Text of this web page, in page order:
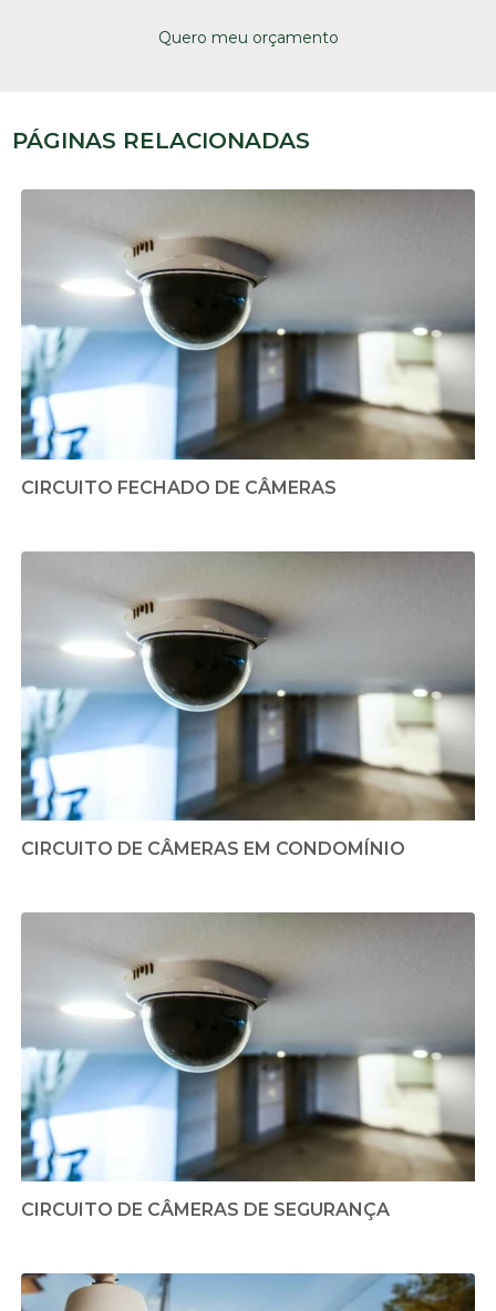
Quero meu orçamento
PÁGINAS RELACIONADAS
CIRCUITO FECHADO DE CÂMERAS
CIRCUITO DE CÂMERAS EM CONDOMÍNIO
CIRCUITO DE CÂMERAS DE SEGURANÇA